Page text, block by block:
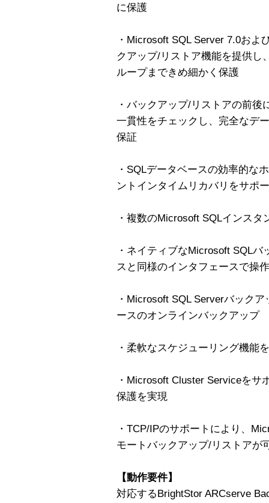
に保護
・Microsoft SQL Server 7.0およ
クアップ/リストア機能を提供し
ループまできめ細かく保護
・バックアップ/リストアの前
一貫性をチェックし、完全なデ
保証
・SQLデータベースの効率的な
ントインタイムリカバリをサポ
・複数のMicrosoft SQLインス
・ネイティブなMicrosoft SQL
スと同様のインタフェースで操
・Microsoft SQL Serverバック
ースのオンラインバックアップ
・柔軟なスケジューリング機能
・Microsoft Cluster Serviceをサ
保護を実現
・TCP/IPのサポートにより、
モートバックアップ/リストアが
【動作要件】
対応するBrightStor ARCserve